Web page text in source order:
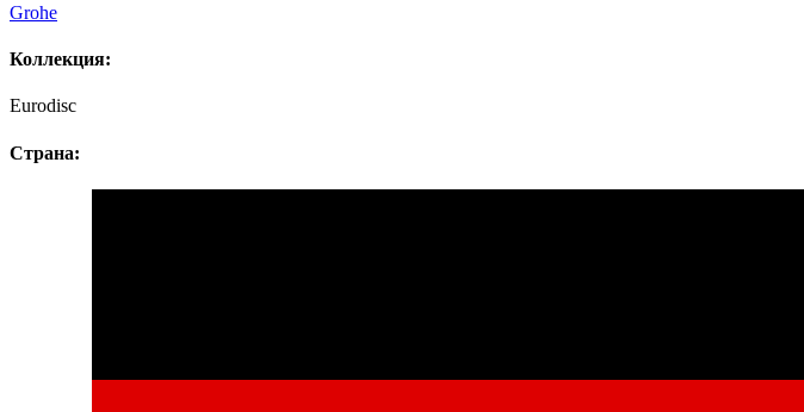
Grohe
Коллекция:
Eurodisc
Страна: